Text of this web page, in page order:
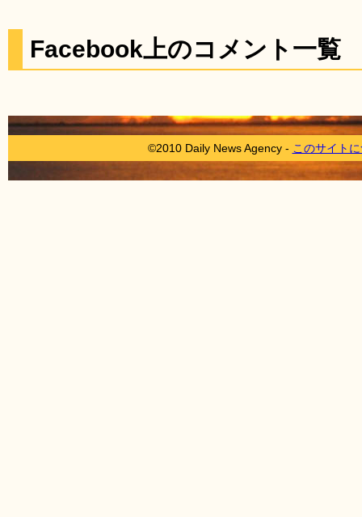
Facebook上のコメント一覧
©2010 Daily News Agency - このサイト